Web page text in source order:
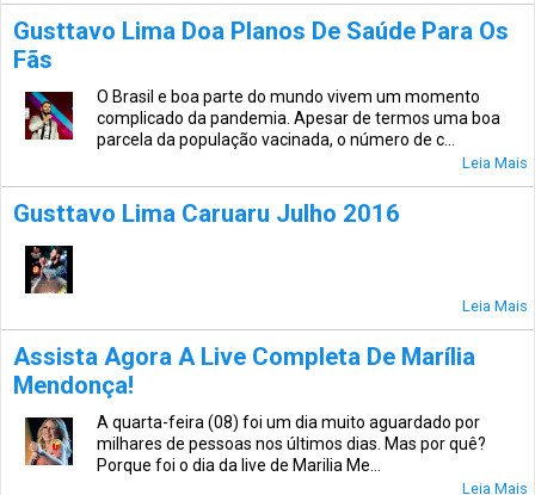
Gusttavo Lima Doa Planos De Saúde Para Os
Fãs
O Brasil e boa parte do mundo vivem um momento
complicado da pandemia. Apesar de termos uma boa
parcela da população vacinada, o número de c...
Leia Mais
Gusttavo Lima Caruaru Julho 2016
Leia Mais
Assista Agora A Live Completa De Marília
Mendonça!
A quarta-feira (08) foi um dia muito aguardado por
milhares de pessoas nos últimos dias. Mas por quê?
Porque foi o dia da live de Marilia Me...
Leia Mais